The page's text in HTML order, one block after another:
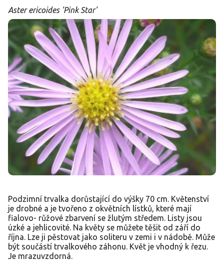
Aster ericoides 'Pink Star'
Podzimní trvalka dorůstající do výšky 70 cm. Květenství
je drobné a je tvořeno z okvětních lístků, které mají
fialovo- růžové zbarvení se žlutým středem. Listy jsou
úzké a jehlicovité. Na květy se můžete těšit od září do
října. Lze ji pěstovat jako soliteru v zemi i v nádobě. Může
být součástí trvalkového záhonu. Květ je vhodný k řezu.
Je mrazuvzdorná.